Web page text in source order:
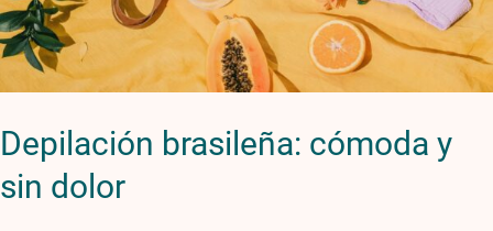
Depilación brasileña: cómoda y
sin dolor